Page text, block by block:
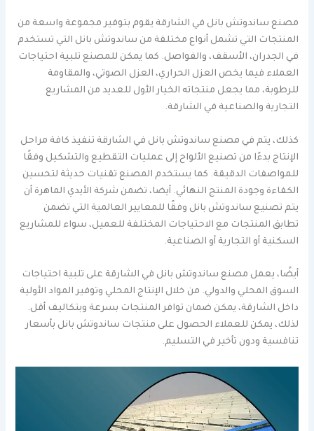
مصنع ساندوتش بانل في الشارقة يقوم بتوفير مجموعة واسعة من
المنتجات التي تشمل أنواع مختلفة من ساندوتش بانل التي تستخدم
في الجدران، الأسقف، والفواصل. كما يمكن للمصنع تلبية احتياجات
العملاء فيما يخص العزل الحراري، العزل الصوتي، والمقاومة
للرطوبة، مما يجعل منتجاته الخيار الأول للعديد من المشاريع
التجارية والصناعية في الشارقة.
كذلك، يتم في مصنع ساندوتش بانل في الشارقة تنفيذ كافة مراحل
الإنتاج بدءًا من تصنيع الألواح إلى عمليات التقطيع والتشكيل وفقًا
للمواصفات الدقيقة. كما يستخدم المصنع تقنيات حديثة لتحسين
الكفاءة وجودة المنتج النهائي. أيضا، تضمن شركة الأيدي الماهرة أن
يتم تصنيع ساندوتش بانل وفقًا للمعايير العالمية التي تضمن
تطابق المنتجات مع الاحتياجات المختلفة للعميل، سواء للمشاريع
السكنية أو التجارية أو الصناعية.
أيضًا، يعمل مصنع ساندوتش بانل في الشارقة على تلبية احتياجات
السوق المحلي والدولي. من خلال الإنتاج المحلي وتوفير المواد الأولية
داخل الشارقة، يمكن ضمان توافر المنتجات بسرعة وبتكاليف أقل.
لذلك، يمكن للعملاء الحصول على منتجات ساندوتش بانل بأسعار
تنافسية ودون تأخير في التسليم.